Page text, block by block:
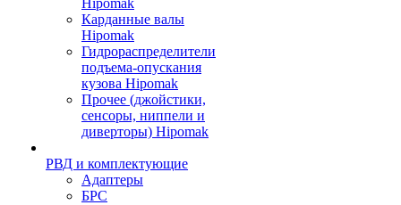
Hipomak
Карданные валы
Hipomak
Гидрораспределители
подъема-опускания
кузова Hipomak
Прочее (джойстики,
сенсоры, ниппели и
диверторы) Hipomak
РВД и комплектующие
Адаптеры
БРС